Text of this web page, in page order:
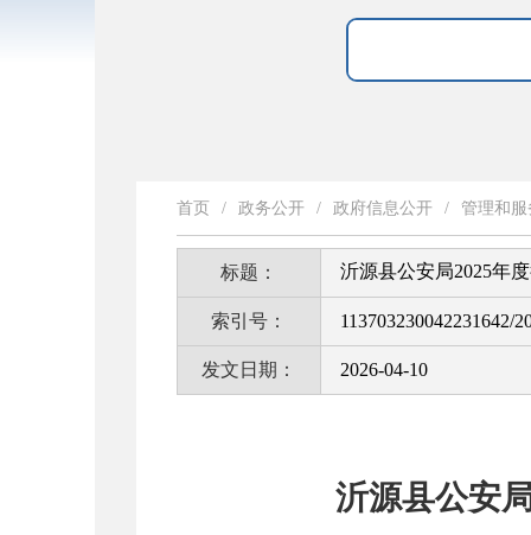
首页 / 政务公开 / 政府信息公开 / 管理和
标题： 沂源县公安局2025年
索引号： 113703230042231642/
发文日期： 2026-04-10
沂源县公安